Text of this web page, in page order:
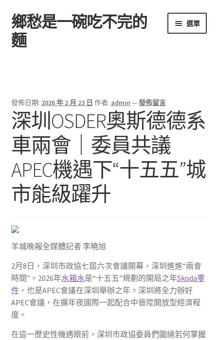
跳
至
導
跳
至
主
鄉愁是一碗吃不完的
麵
選單
發佈日期: 2026 年 2 月 23 日 作者: admin —發佈留言
深圳OSDER奧斯德德系
車兩會｜委員共議
APEC機遇下“十五五”城
市能級躍升
羊城晚報全媒體記者 李曉旭
2月8日，深圳市政協七屆六次會議開幕，深圳進進“兩會
時間”。2026年水箱水是“十五五”規劃的開局之年Skoda零
件，也是APEC會議在深圳舉辦之年。深圳將全力辦好
APEC會議，在擴年夜國際一起配合中晉陞開放型經濟程
度。
在這一歷史性機遇眼前，深圳市政協委員們圍繞若何掌握